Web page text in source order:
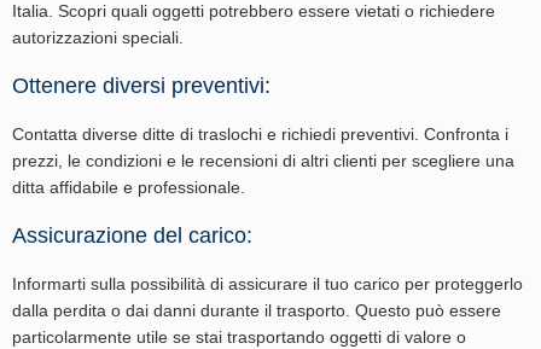
Italia. Scopri quali oggetti potrebbero essere vietati o richiedere
autorizzazioni speciali.
Ottenere diversi preventivi:
Contatta diverse ditte di traslochi e richiedi preventivi. Confronta i
prezzi, le condizioni e le recensioni di altri clienti per scegliere una
ditta affidabile e professionale.
Assicurazione del carico:
Informarti sulla possibilità di assicurare il tuo carico per proteggerlo
dalla perdita o dai danni durante il trasporto. Questo può essere
particolarmente utile se stai trasportando oggetti di valore o